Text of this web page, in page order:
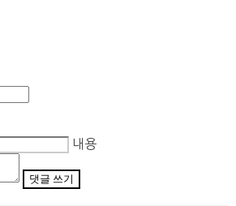
내용
댓글 쓰기